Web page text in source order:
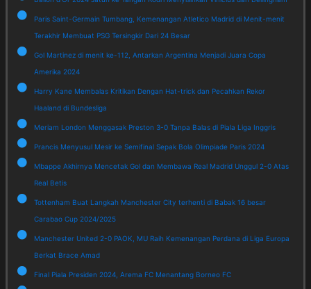
Paris Saint-Germain Tumbang, Kemenangan Atletico Madrid di Menit-menit
Terakhir Membuat PSG Tersingkir Dari 24 Besar
Gol Martinez di menit ke-112, Antarkan Argentina Menjadi Juara Copa
Amerika 2024
Harry Kane Membalas Kritikan Dengan Hat-trick dan Pecahkan Rekor
Haaland di Bundesliga
Meriam London Menggasak Preston 3-0 Tanpa Balas di Piala Liga Inggris
Prancis Menyusul Mesir ke Semifinal Sepak Bola Olimpiade Paris 2024
Mbappe Akhirnya Mencetak Gol dan Membawa Real Madrid Unggul 2-0 Atas
Real Betis
Tottenham Buat Langkah Manchester City terhenti di Babak 16 besar
Carabao Cup 2024/2025
Manchester United 2-0 PAOK, MU Raih Kemenangan Perdana di Liga Europa
Berkat Brace Amad
Final Piala Presiden 2024, Arema FC Menantang Borneo FC